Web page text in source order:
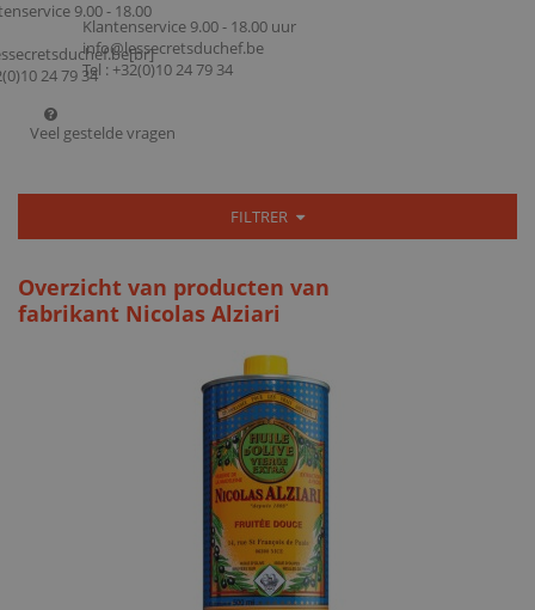
Klantenservice 9.00 - 18.00 uur
info@lessecretsduchef.be
Tel : +32(0)10 24 79 34
Veel gestelde vragen
FILTRER
Overzicht van producten van
fabrikant Nicolas Alziari